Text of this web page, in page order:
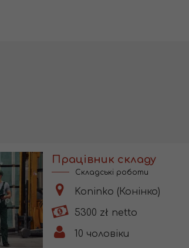
Працівник складу
Складські роботи
Koninko (Конінко)
5300 zł netto
10 чоловіки